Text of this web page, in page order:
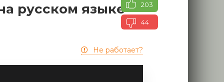
русском языке 203
44
Не работает?